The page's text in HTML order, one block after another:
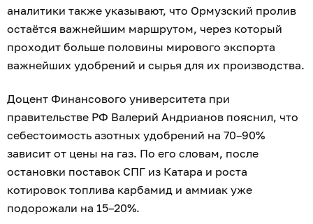
аналитики также указывают, что Ормузский пролив
остаётся важнейшим маршрутом, через который
проходит больше половины мирового экспорта
важнейших удобрений и сырья для их производства.
Доцент Финансового университета при
правительстве РФ Валерий Андрианов пояснил, что
себестоимость азотных удобрений на 70–90%
зависит от цены на газ. По его словам, после
остановки поставок СПГ из Катара и роста
котировок топлива карбамид и аммиак уже
подорожали на 15–20%.